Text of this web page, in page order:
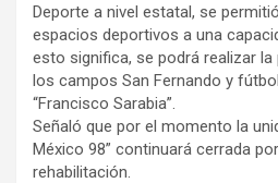
Deporte a nivel estatal, se
espacios deportivos a una
esto significa, se podrá realizar
los campos San Fernando y
“Francisco Sarabia”.
Señaló que por el momento la
México 98” continuará cerrada
rehabilitación.